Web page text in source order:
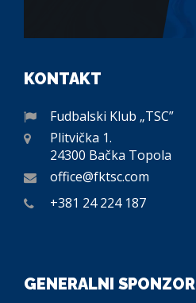
KONTAKT
Fudbalski Klub „TSC”
Plitvička 1.
24300 Bačka Topola
office@fktsc.com
+381 24 224 187
GENERALNI SPONZOR